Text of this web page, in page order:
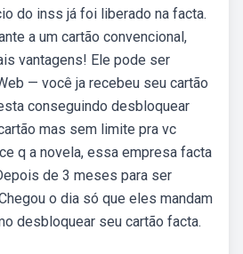
do inss já foi liberado na facta.
a um cartão convencional,
vantagens! Ele pode ser
— você ja recebeu seu cartão
conseguindo desbloquear
mas sem limite pra vc
q a novela, essa empresa facta
de 3 meses para ser
o dia só que eles mandam
desbloquear seu cartão facta.